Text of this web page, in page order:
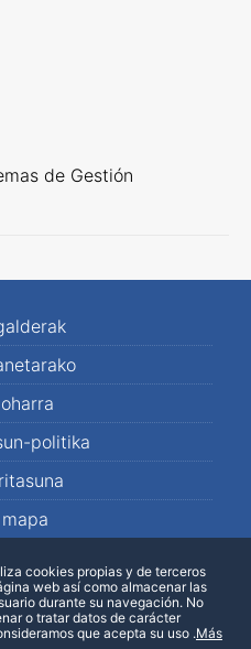
de Gestión
politika
cookies propias y de terceros
web así como almacenar las
durante su navegación. No
o tratar datos de carácter
que acepta su uso .Más